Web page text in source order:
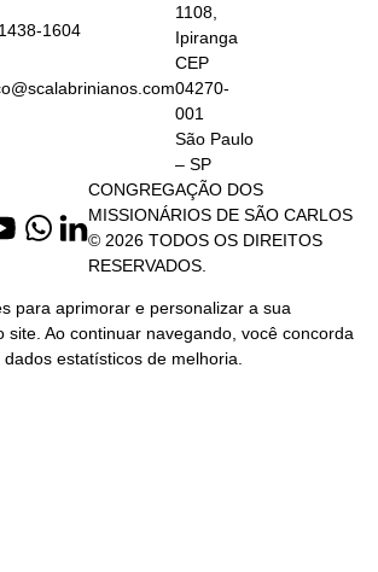
1604
1108,
Ipiranga
CEP
04270-
001
São Paulo
– SP
CONGREGAÇÃO DOS
MISSIONÁRIOS DE SÃO CARLOS
© 2026 TODOS OS DIREITOS
RESERVADOS.
para aprimorar e personalizar a sua
site. Ao continuar navegando, você concorda
estatísticos de melhoria.